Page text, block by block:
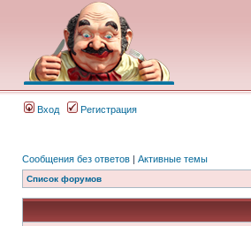
Вход Регистрация
Сообщения без ответов | Активные темы
Список форумов